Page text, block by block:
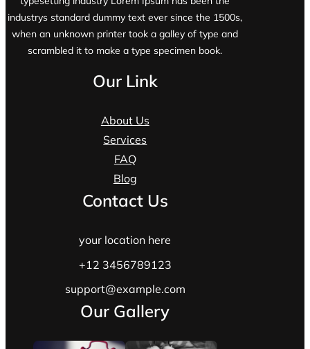
industrys standard dummy text ever since the 1500s,
when an unknown printer took a galley of type and
scrambled it to make a type specimen book.
Our Link
About Us
Services
FAQ
Blog
Contact Us
your location here
+12 3456789123
support@example.com
Our Gallery